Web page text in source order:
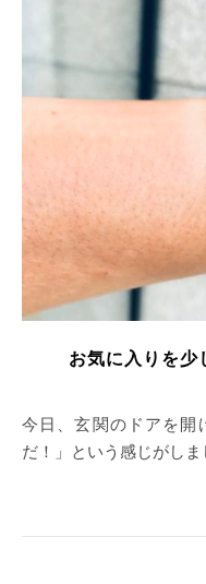
お気に入りを少
今日、玄関のドアを開けると爽やかな風！ 「今日から秋
だ！」という感じがし